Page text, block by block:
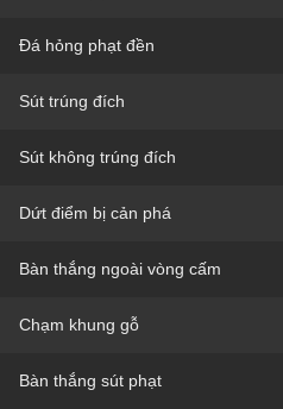
Đá hỏng phạt đền
Sút trúng đích
Sút không trúng đích
Dứt điểm bị cản phá
Bàn thắng ngoài vòng cấm
Chạm khung gỗ
Bàn thắng sút phạt